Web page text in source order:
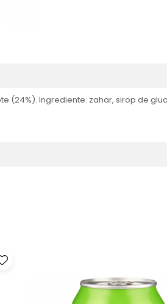
Ingrediente: zahar, sirop de